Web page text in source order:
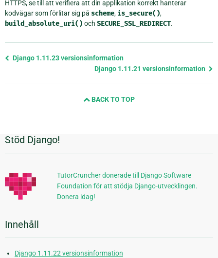
HTTPS, se till att verifiera att din applikation korrekt hanterar
kodvägar som förlitar sig på scheme, is_secure(),
build_absolute_uri() och SECURE_SSL_REDIRECT.
Föregående
Django 1.11.23 versionsinformation
Django 1.11.21 versionsinformation
BACK TO TOP
Ytterligare
information
Stöd Django!
TutorCruncher donerade till Django Software
Foundation för att stödja Django-utvecklingen.
Donera idag!
Innehåll
Django 1.11.22 versionsinformation